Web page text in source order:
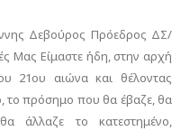
Δεβούρος Πρόεδρος ΔΣ/
Μας Είμαστε ήδη, στην αρχή
21ου αιώνα και θέλοντας
το πρόσημο που θα έβαζε, θα
άλλαζε το κατεστημένο,